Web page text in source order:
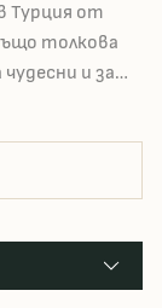
Турция от
толкова
и за